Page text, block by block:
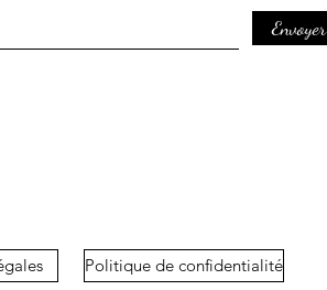
Envoyer
Politique de confidentialité